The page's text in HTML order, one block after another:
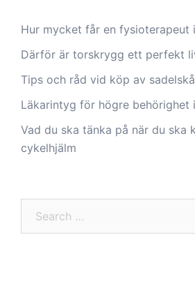
Hur mycket får en fysioterapeut
Därför är torskrygg ett perfekt
Tips och råd vid köp av
Läkarintyg för högre behörighet
Vad du ska tänka på när du ska
cykelhjälm